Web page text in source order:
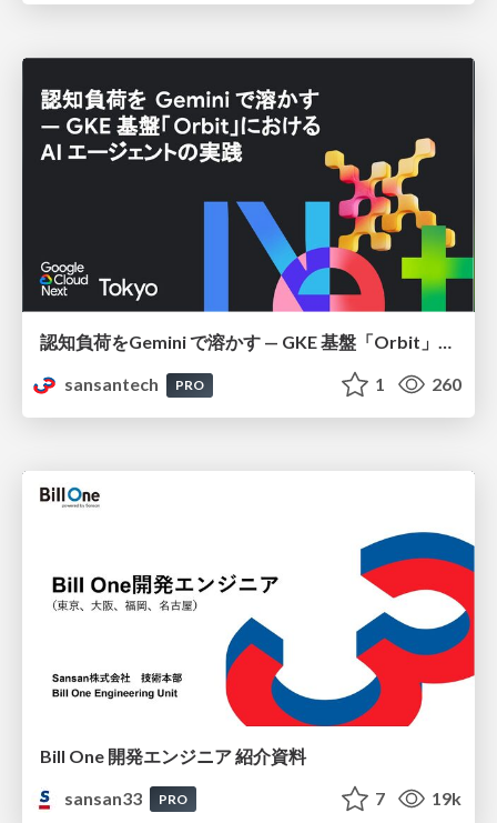
認知負荷をGemini で溶かす — GKE 基盤「Orbit」における AI エージェントの実践
sansantech
PRO 1 260
Bill One 開発エンジニア 紹介資料
sansan33
PRO 7 19k